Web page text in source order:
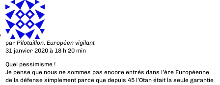
parPilotaillon, Européen vigilant
31 janvier 2020 à 18 h 20 min
Quel pessimisme !
Je pense que nous ne sommes pas encore entrés dans l’ère Européenne
de la défense simplement parce que depuis 45 l’Otan était la seule garantie